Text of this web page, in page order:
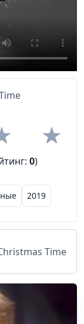
0)
2019
Time